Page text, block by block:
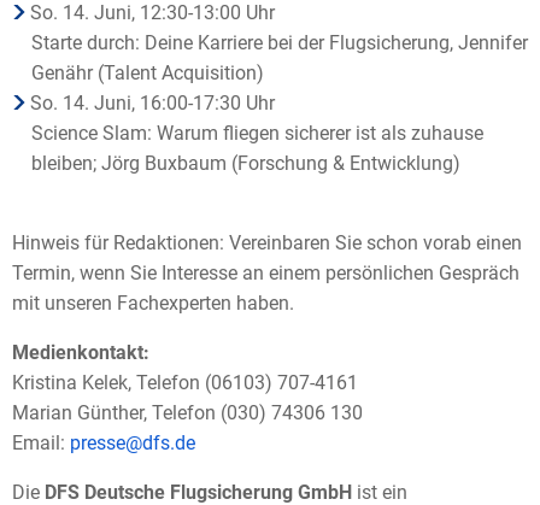
So. 14. Juni, 12:30-13:00 Uhr
Starte durch: Deine Karriere bei der Flugsicherung, Jennifer
Genähr (Talent Acquisition)
So. 14. Juni, 16:00-17:30 Uhr
Science Slam: Warum fliegen sicherer ist als zuhause
bleiben; Jörg Buxbaum (Forschung & Entwicklung)
Hinweis für Redaktionen: Vereinbaren Sie schon vorab einen
Termin, wenn Sie Interesse an einem persönlichen Gespräch
mit unseren Fachexperten haben.
Medienkontakt:
Kristina Kelek, Telefon (06103) 707-4161
Marian Günther, Telefon (030) 74306 130
Email: presse@dfs.de
Die DFS Deutsche Flugsicherung GmbH ist ein